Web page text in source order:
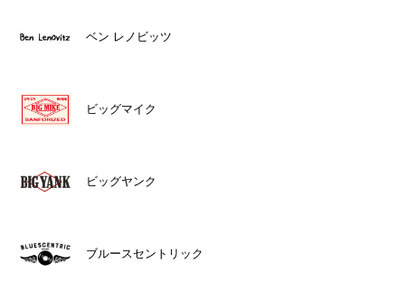
ベン レノビッツ
ビッグマイク
ビッグヤンク
ブルースセントリック